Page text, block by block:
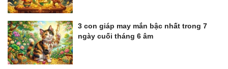
3 con giáp may mắn bậc nhất trong 7
ngày cuối tháng 6 âm